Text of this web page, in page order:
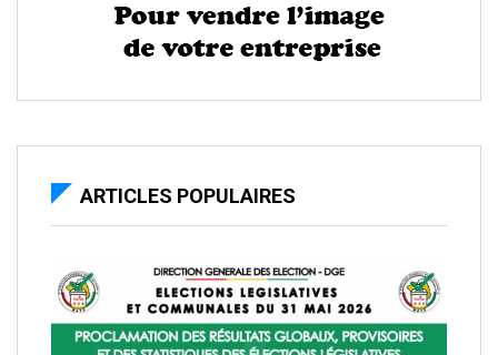
ARTICLES POPULAIRES